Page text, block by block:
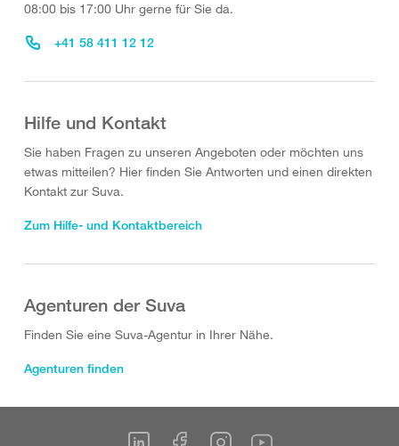
08:00 bis 17:00 Uhr gerne für Sie da.
+41 58 411 12 12
Hilfe und Kontakt
Sie haben Fragen zu unseren Angeboten oder möchten uns
etwas mitteilen? Hier finden Sie Antworten und einen direkten
Kontakt zur Suva.
Zum Hilfe- und Kontaktbereich
Agenturen der Suva
Finden Sie eine Suva-Agentur in Ihrer Nähe.
Agenturen finden